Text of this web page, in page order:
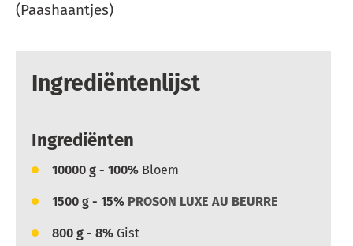
(Paashaantjes)
Ingrediëntenlijst
Ingrediënten
10000 g - 100% Bloem
1500 g - 15% PROSON LUXE AU BEURRE
800 g - 8% Gist